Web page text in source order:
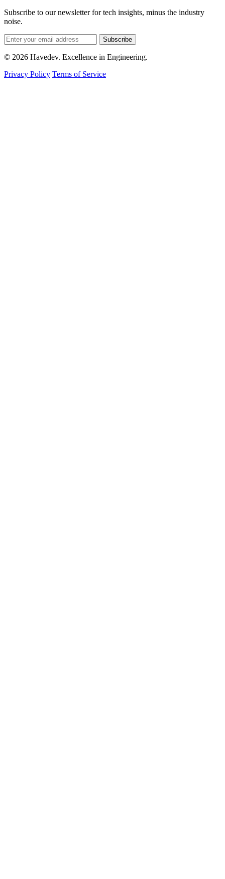
Subscribe to our newsletter for tech insights, minus the industry
noise.
Subscribe
© 2026 Havedev. Excellence in Engineering.
Privacy Policy Terms of Service